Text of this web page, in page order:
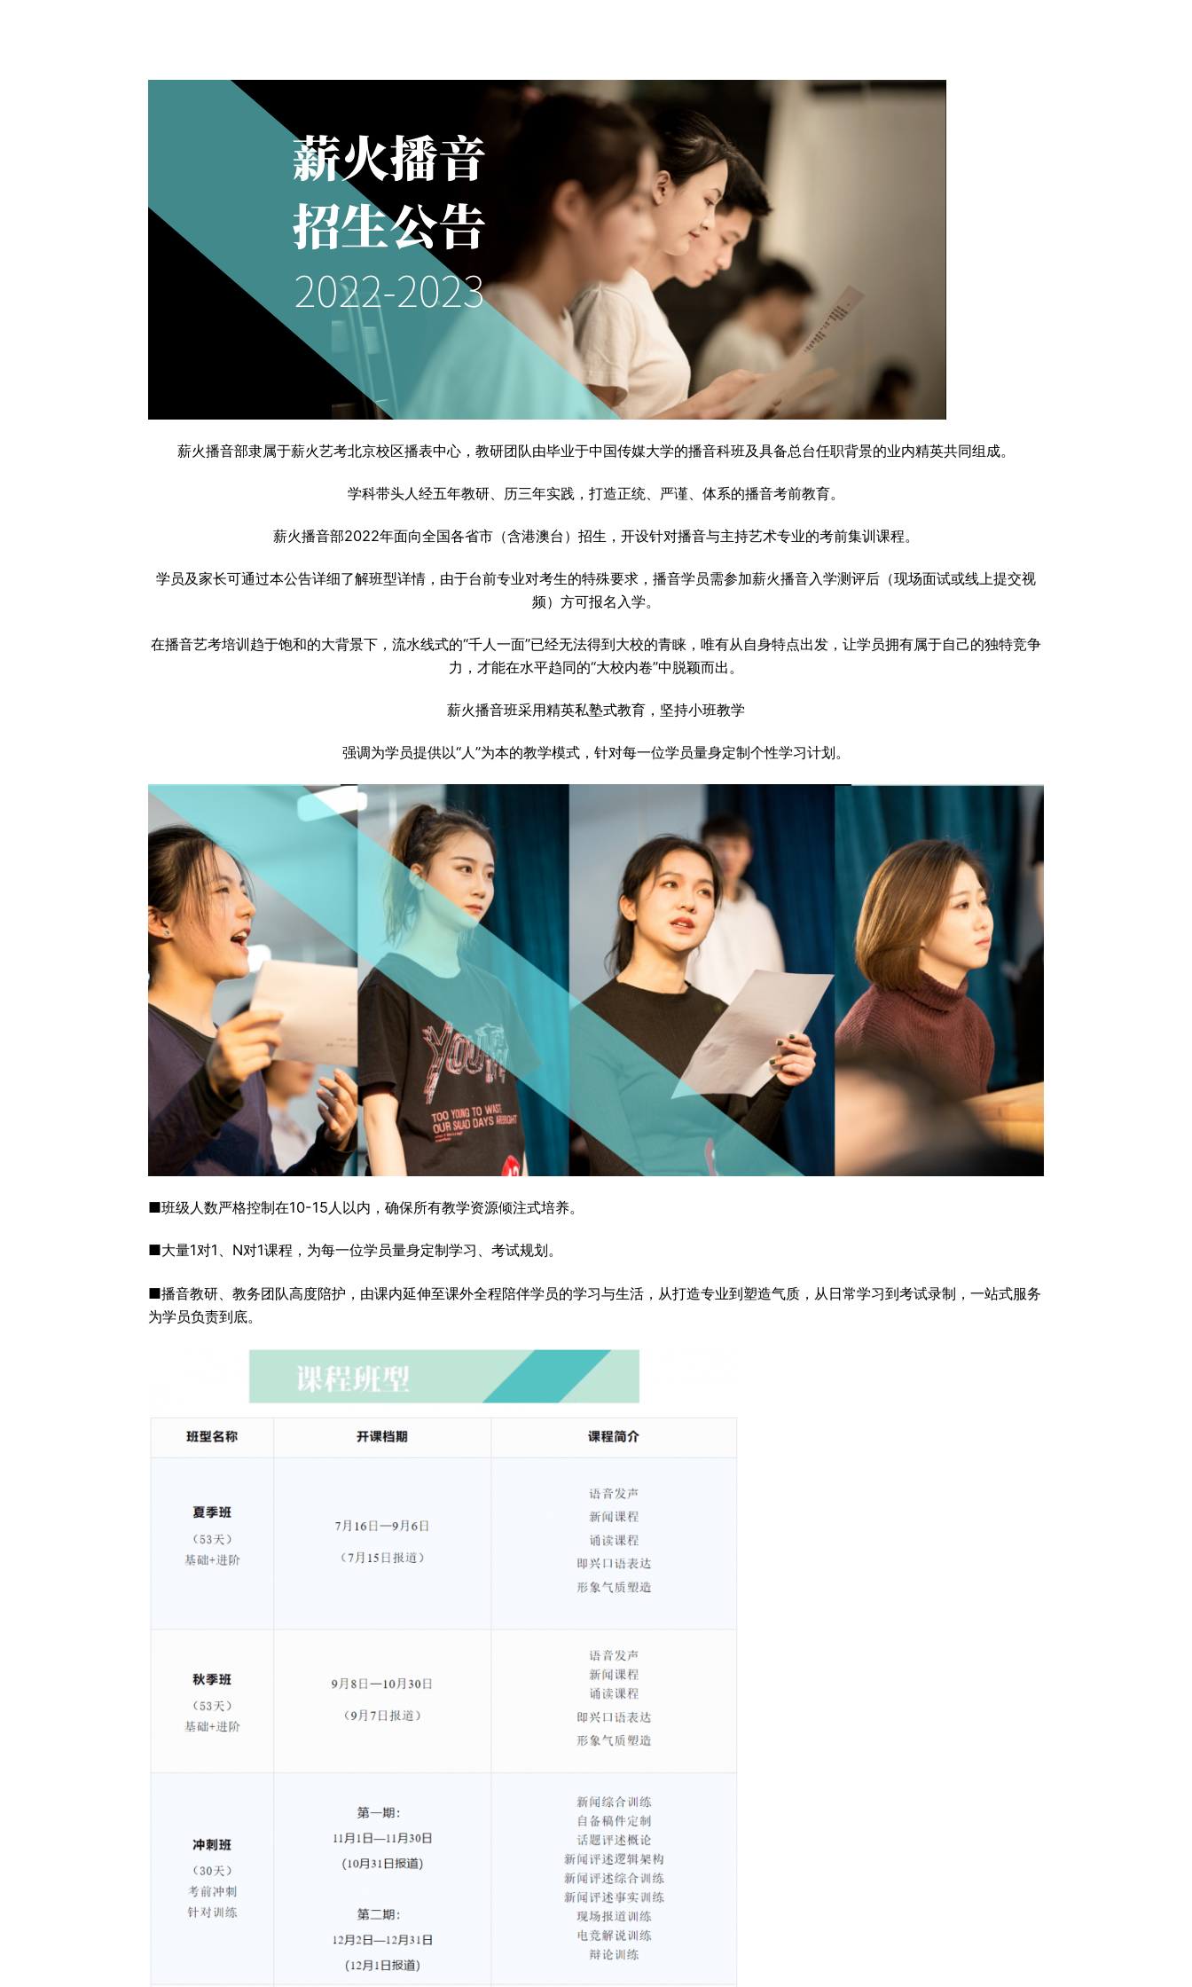
薪火播音部隶属于薪火艺考北京校区播表中心，教研团队由毕业于中国传媒大学的播音科班及具备总台任职背景的业内精英共同组成。
学科带头人经五年教研、历三年实践，打造正统、严谨、体系的播音考前教育。
薪火播音部2022年面向全国各省市（含港澳台）招生，开设针对播音与主持艺术专业的考前集训课程。
学员及家长可通过本公告详细了解班型详情，由于台前专业对考生的特殊要求，播音学员需参加薪火播音入学测评后（现场面试或线上提交视
频）方可报名入学。
在播音艺考培训趋于饱和的大背景下，流水线式的“千人一面”已经无法得到大校的青睐，唯有从自身特点出发，让学员拥有属于自己的独特竞争
力，才能在水平趋同的“大校内卷”中脱颖而出。
薪火播音班采用精英私塾式教育，坚持小班教学
强调为学员提供以“人”为本的教学模式，针对每一位学员量身定制个性学习计划。
■班级人数严格控制在10-15人以内，确保所有教学资源倾注式培养。
■大量1对1、N对1课程，为每一位学员量身定制学习、考试规划。
■播音教研、教务团队高度陪护，由课内延伸至课外全程陪伴学员的学习与生活，从打造专业到塑造气质，从日常学习到考试录制，一站式服务
为学员负责到底。